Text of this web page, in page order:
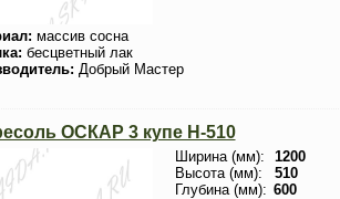
массив сосна
бесцветный лак
Добрый Мастер
ОСКАР 3 купе H-510
Ширина (мм):
1200
Высота (мм):
510
Глубина (мм): 600